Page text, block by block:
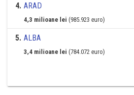
4. ARAD
4,3 milioane lei (985.923 euro)
5. ALBA
3,4 milioane lei (784.072 euro)